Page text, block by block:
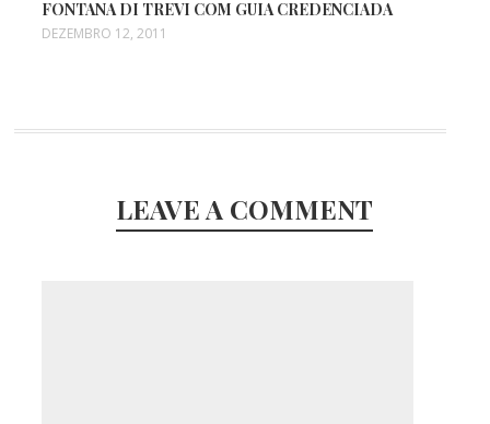
FONTANA DI TREVI COM GUIA CREDENCIADA
DEZEMBRO 12, 2011
LEAVE A COMMENT